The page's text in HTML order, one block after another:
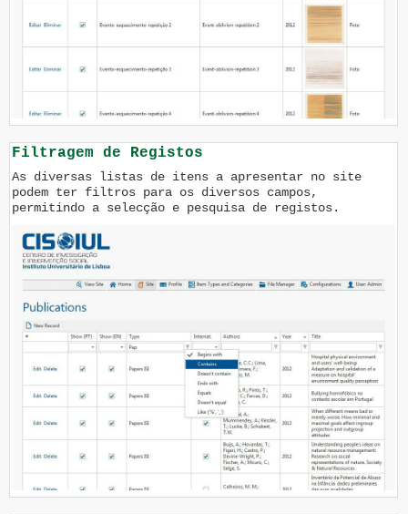
Filtragem de Registos
As diversas listas de itens a apresentar no site
podem ter filtros para os diversos campos,
permitindo a selecção e pesquisa de registos.